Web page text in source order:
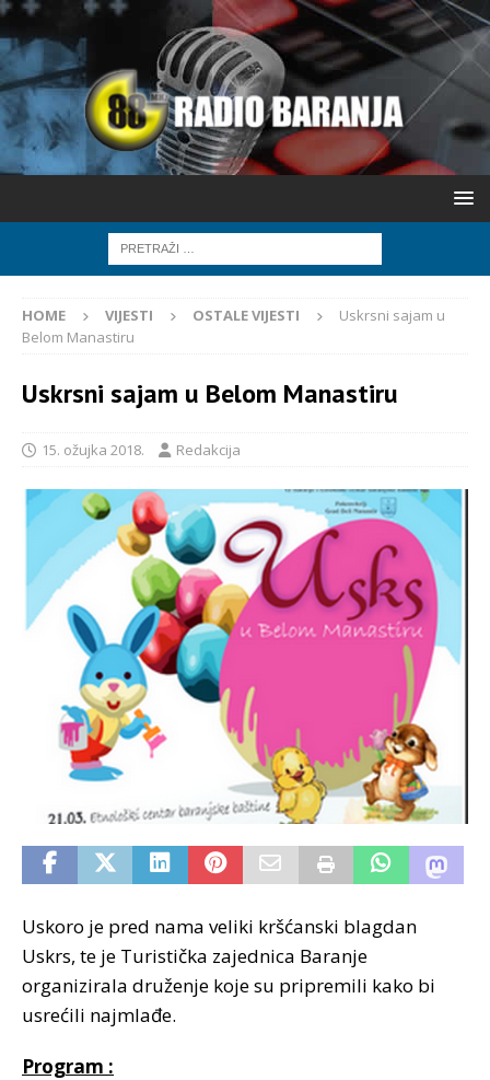
HOME VIJESTI OSTALE VIJESTI
Uskrsni sajam u
Belom Manastiru
Uskrsni sajam u Belom Manastiru
15. ožujka 2018. Redakcija
Uskoro je pred nama veliki kršćanski blagdan
Uskrs, te je Turistička zajednica Baranje
organizirala druženje koje su pripremili kako bi
usrećili najmlađe.
Program :